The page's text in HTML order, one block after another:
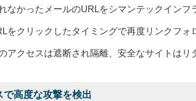
なかったメールのURLをシマンテックイン
をクリックしたタイミングで再度リンクフォ
アクセスは遮断され隔離、安全なサイトは
で高度な攻撃を検出